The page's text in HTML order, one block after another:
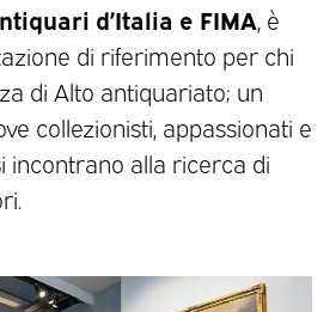
d’Italia e FIMA , è
di riferimento per chi
di Alto antiquariato; un
collezionisti, appassionati e
incontrano alla ricerca di